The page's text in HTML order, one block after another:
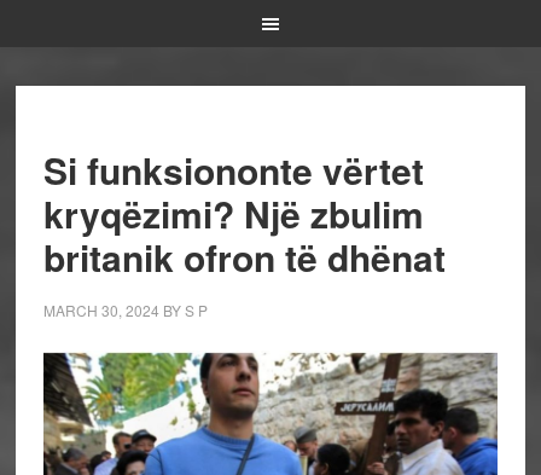
Si funksiononte vërtet
kryqëzimi? Një zbulim
britanik ofron të dhënat
MARCH 30, 2024 BYS P